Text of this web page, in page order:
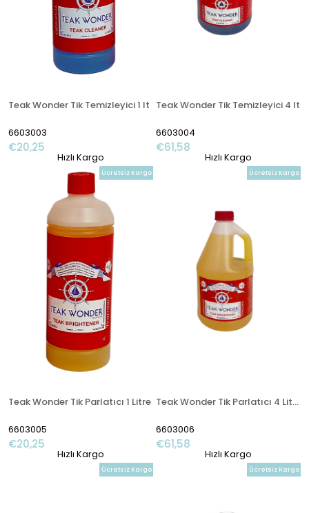
Teak Wonder Tik Temizleyici 1 lt
6603003
€20,25
Hızlı Kargo
Teak Wonder Tik Temizleyici 4 lt
6603004
€61,58
Hızlı Kargo
Teak Wonder Tik Parlatıcı 1 Litre
6603005
€20,25
Ücretsiz Kargo
Hızlı Kargo
Teak Wonder Tik Parlatıcı 4 Litre
6603006
€61,58
Ücretsiz Kargo
Hızlı Kargo
Ücretsiz Kargo Ücretsiz Kargo